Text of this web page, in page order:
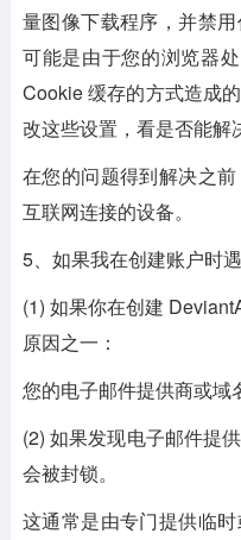
量图像下载程序，并禁
可能是由于您的浏览器
Cookie 缓存的方式造成
改这些设置，看是否能解
在您的问题得到解决之
互联网连接的设备。
5、如果我在创建账户时
(1) 如果你在创建
原因之一：
您的电子邮件提供商或域
(2) 如果发现电子邮件提
会被封锁。
这通常是由专门提供临